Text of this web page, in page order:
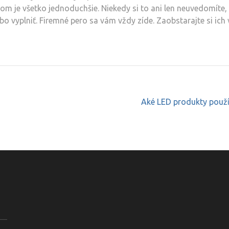
je všetko jednoduchšie. Niekedy si to ani len neuvedomíte,
vyplniť. Firemné pero sa vám vždy zíde. Zaobstarajte si ich
Aké LED produkty